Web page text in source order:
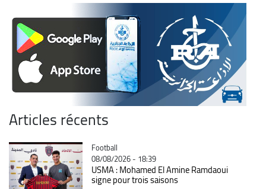
Articles récents
Catégorie
Football
08/08/2026 - 18:39
USMA : Mohamed El Amine Ramdaoui
signe pour trois saisons